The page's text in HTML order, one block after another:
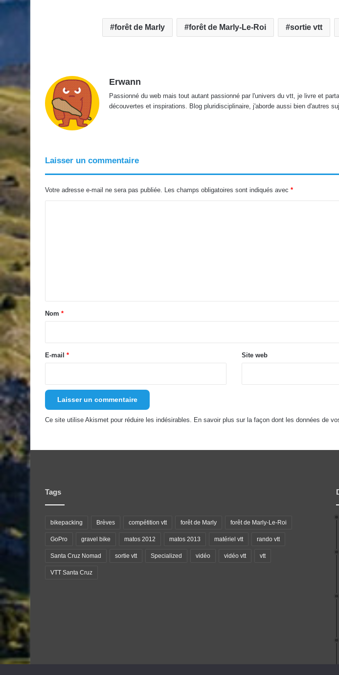
forêt de Marly forêt de Marly-Le-Roi sortie vtt
Erwann
Passionné du web mais tout autant passionné par l'univers du vtt, je livre et
découvertes et inspirations. Blog pluridisciplinaire, j'aborde aussi bien d'autres
Laisser un commentaire
Votre adresse e-mail ne sera pas publiée. Les champs obligatoires sont indiqués avec *
a
e
Nom *
E-mail * Site web
Ce site utilise Akismet pour réduire les indésirables. En savoir plus sur la façon dont les données de
Tags
bikepacking Brèves compétition vtt forêt de Marly forêt de Marly-Le-Roi
GoPro gravel bike matos 2012 matos 2013 matériel vtt rando vtt
Santa Cruz Nomad sortie vtt Specialized vidéo vidéo vtt vtt
VTT Santa Cruz